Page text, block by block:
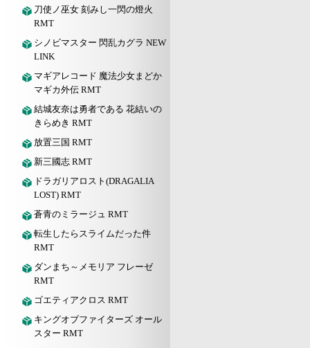
刀使ノ巫女 刻みし一閃の燈火
RMT
シノビマスター 閃乱カグラ NEW
LINK
マギアレコード 魔法少女まどか
マギカ外伝 RMT
結城友奈は勇者である 花結いの
きらめき RMT
放置三国 RMT
新三國志 RMT
ドラガリアロスト(DRAGALIA
LOST) RMT
蒼青のミラージュ RMT
転生したらスライムだった件
RMT
ダンまち～メモリア フレーゼ
RMT
ゴエティアクロス RMT
キングオブファイターズ オール
スター RMT